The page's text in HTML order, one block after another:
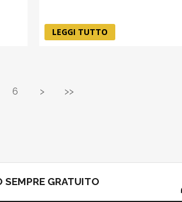
LEGGI TUTTO
6 > >>
SEMPRE GRATUITO